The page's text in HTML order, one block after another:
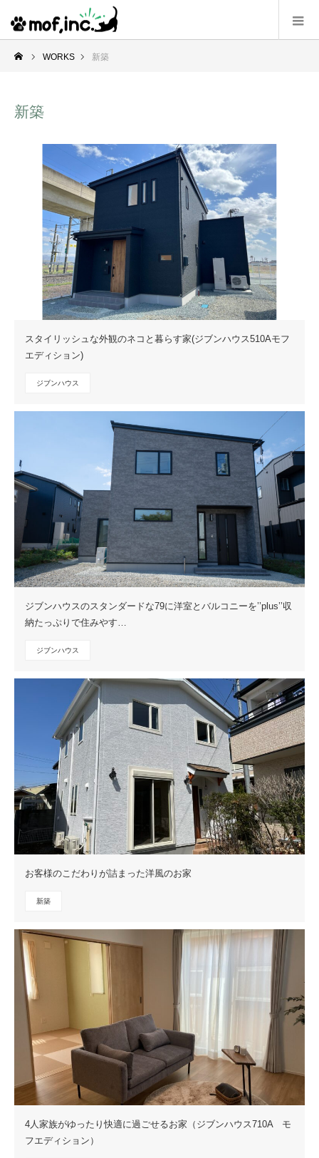
WORKS 新築
新築
スタイリッシュな外観のネコと暮らす家(ジブンハウス510Aモフ
エディション)
ジブンハウス
ジブンハウスのスタンダードな79に洋室とバルコニーを’’plus’’収
納たっぷりで住みやす…
ジブンハウス
お客様のこだわりが詰まった洋風のお家
新築
4人家族がゆったり快適に過ごせるお家（ジブンハウス710A モ
フエディション）